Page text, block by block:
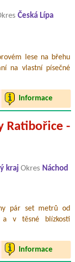
Česká Lípa
lese na břehu
na vlastní písečné
Informace
Ratibořice -
kraj Okres Náchod
pár set metrů od
a v těsné blízkosti
Informace